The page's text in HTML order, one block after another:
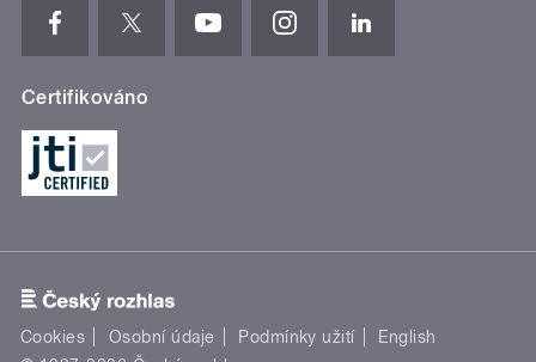
Certifikováno
Cookies Osobní údaje Podmínky užití
English